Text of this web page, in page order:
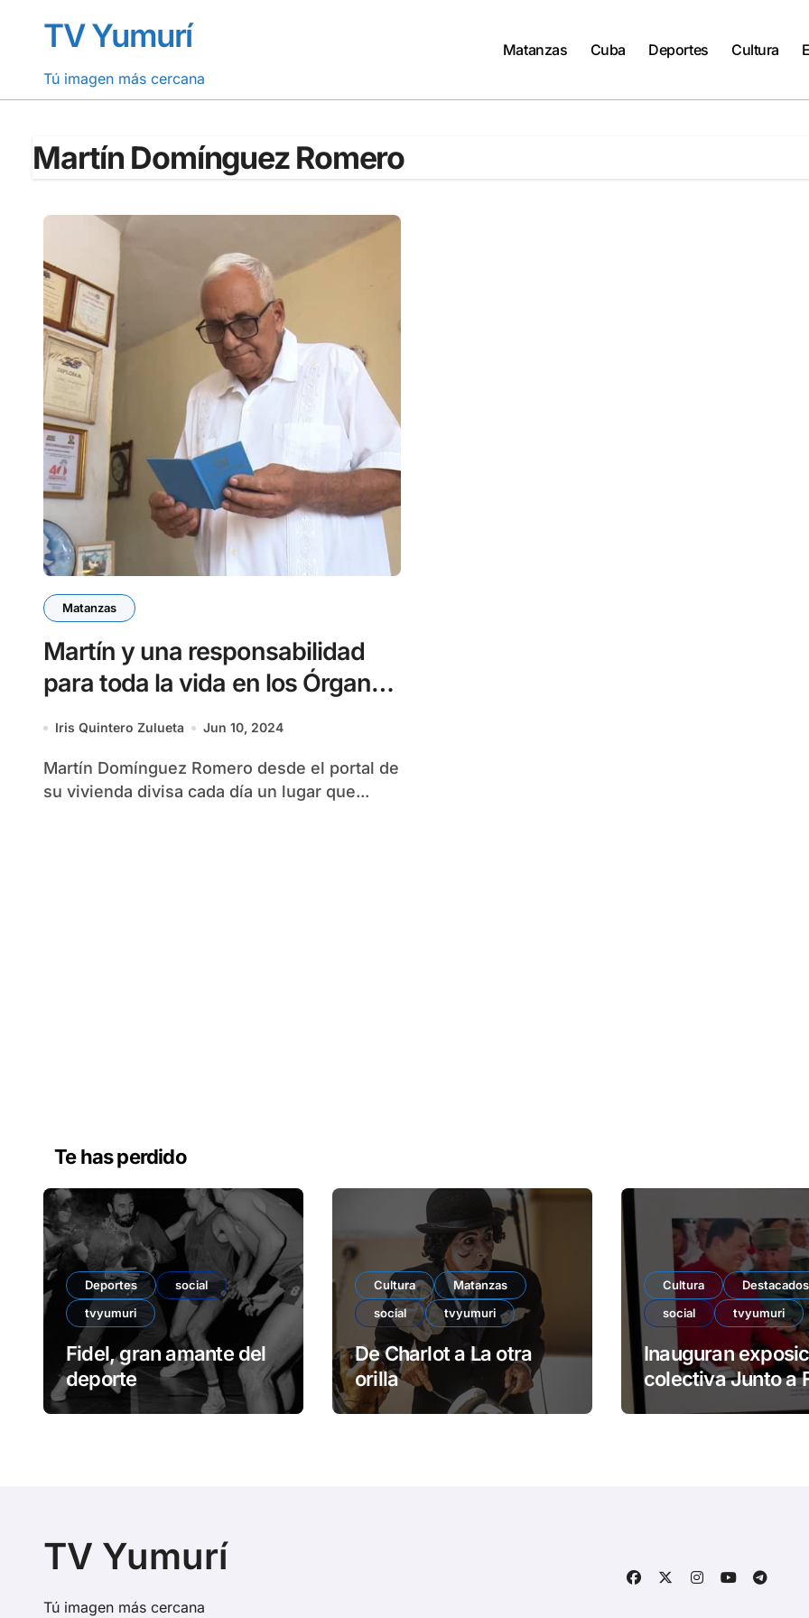
contenidoTV Yumurí
Tú imagen más cercana
Matanzas Cuba Deportes Cultura
Martín Domínguez Romero
Matanzas
Martín y una responsabilidad
para toda la vida en los Órganos
del Poder Popular
Iris Quintero Zulueta Jun 10, 2024
Martín Domínguez Romero desde el portal de
su vivienda divisa cada día un lugar que...
Te has perdido
Deportes
social
tvyumuri
Fidel, gran amante del
deporte
Cultura
Matanzas
social
tvyumuri
De Charlot a La otra
orilla
Cultura
Destacados
social
tvyumuri
Inauguran
colectiva Junto a
TV Yumurí
Tú imagen más cercana